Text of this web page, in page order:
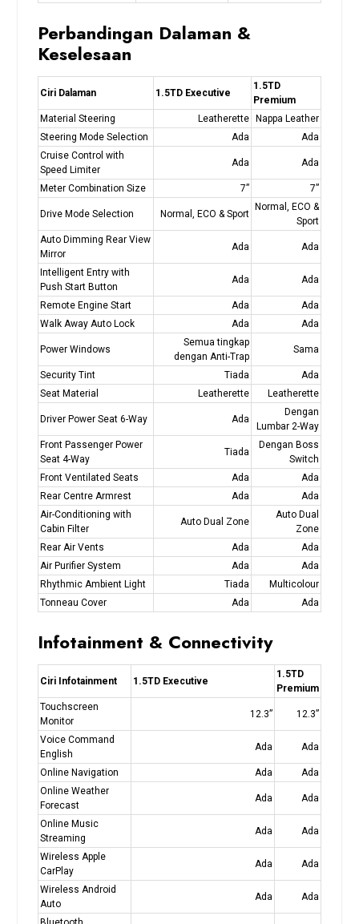
Perbandingan Dalaman &
Keselesaan
Ciri Dalaman 1.5TD Executive
1.5TD
Premium
Material Steering
Leatherette Nappa Leather
Steering Mode Selection
Ada
Ada
Cruise Control with
Speed Limiter
Ada Ada
Meter Combination Size 7” 7”
Drive Mode Selection Normal, ECO & Sport
Normal, ECO &
Sport
Auto Dimming Rear View
Mirror
Ada Ada
Intelligent Entry with
Push Start Button
Ada Ada
Remote Engine Start Ada
Ada
Walk Away Auto Lock
Ada Ada
Power Windows
Semua tingkap
dengan Anti-Trap
Sama
Security Tint Tiada
Ada
Seat Material
Leatherette Leatherette
Driver Power Seat 6-Way Ada
Dengan
Lumbar 2-Way
Front Passenger Power
Seat 4-Way
Tiada
Dengan Boss
Switch
Front Ventilated Seats
Ada
Ada
Rear Centre Armrest
Ada
Ada
Air-Conditioning with
Cabin Filter
Auto Dual Zone
Auto Dual
Zone
Rear Air Vents
Ada
Ada
Air Purifier System
Ada
Ada
Rhythmic Ambient Light
Tiada
Multicolour
Tonneau Cover
Ada Ada
Infotainment & Connectivity
Ciri Infotainment 1.5TD Executive
1.5TD
Premium
Touchscreen
Monitor
12.3” 12.3”
Voice Command
English
Ada Ada
Online Navigation Ada
Ada
Online Weather
Forecast
Ada Ada
Online Music
Streaming
Ada Ada
Wireless Apple
CarPlay
Ada Ada
Wireless Android
Auto
Ada Ada